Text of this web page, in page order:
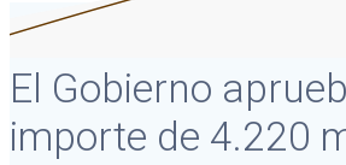
El Gobierno
importe de 4.220